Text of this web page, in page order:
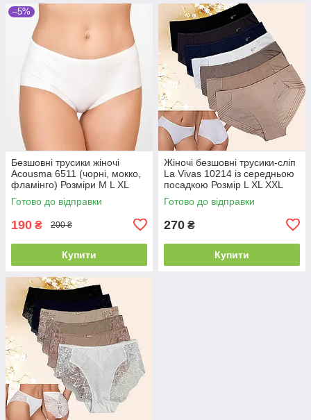
–5%
Безшовні трусики жіночі
Acousma 6511 (чорні, мокко,
фламінго) Розміри M L XL
XXL
Готово до відправки
190 ₴ 200 ₴
Купити
Жіночі безшовні трусики-сліп
La Vivas 10214 із середньою
посадкою Розмір L XL XXL
Готово до відправки
270 ₴
Купити